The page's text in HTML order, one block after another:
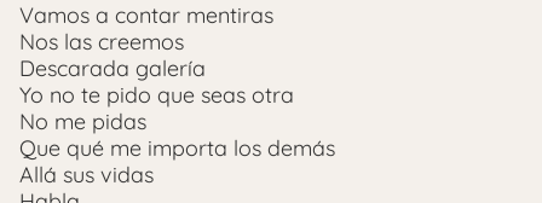
Vamos a contar mentiras
Nos las creemos
Descarada galería
Yo no te pido que seas otra
No me pidas
Que qué me importa los demás
Allá sus vidas